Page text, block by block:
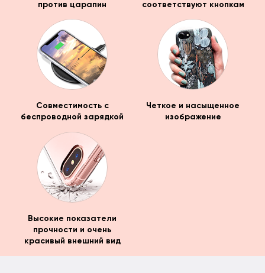
против царапин
соответствуют кнопкам
Совместимость с
беспроводной зарядкой
Четкое и насыщенное
изображение
Высокие показатели
прочности и очень
красивый внешний вид